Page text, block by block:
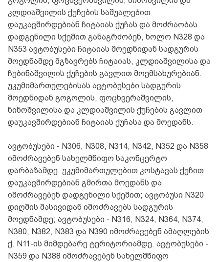
კლდიაშვილის ქუჩების საშუალებით
დაუკავშირდებიან ჩიტაიას ქუჩას და მოძრაობას
დადგენილი სქემით განაგრძობენ, ხოლო N328 და
N353 ავტობუსები ჩიტაიას მოედნიდან სადგურის
მოედნამდე მგზავრებს ჩიტაიას, კლდიაშვილისა და
ჩუბინაშვილის ქუჩების გავლით მოემსახურებიან.
უკუმიმართულებისას ავტობუსები სადგურის
მოედნიდან გოგოლის, ფოცხვერაშვილის,
ნინოშვილისა და კლდიაშვილის ქუჩების გავლით
დაუკავშირდებიან ჩიტაიას ქუჩასა და მოედანს.
ავტობუსები - N306, N308, N314, N342, N352 და N358
იმოძრავებენ სახელმწიფო საკონცერტო
დარბაზამდე. უკუმიმართულებით კოსტავას ქუჩით
დაუკავშირდებიან გმირთა მოედანს და
იმოძრავებენ დადგენილი სქემით; ავტობუსი N320
დიღმის მასივიდან იმოძრავებს სადგურის
მოედნამდე; ავტობუსები - N316, N324, N364, N374,
N380, N382, N383 და N390 იმოძრავებენ ამაღლების
ქ. N11-ის მიმდებარე ტერიტორიამდე. ავტობუსები -
N359 და N388 იმოძრავებენ სახელმწიფო